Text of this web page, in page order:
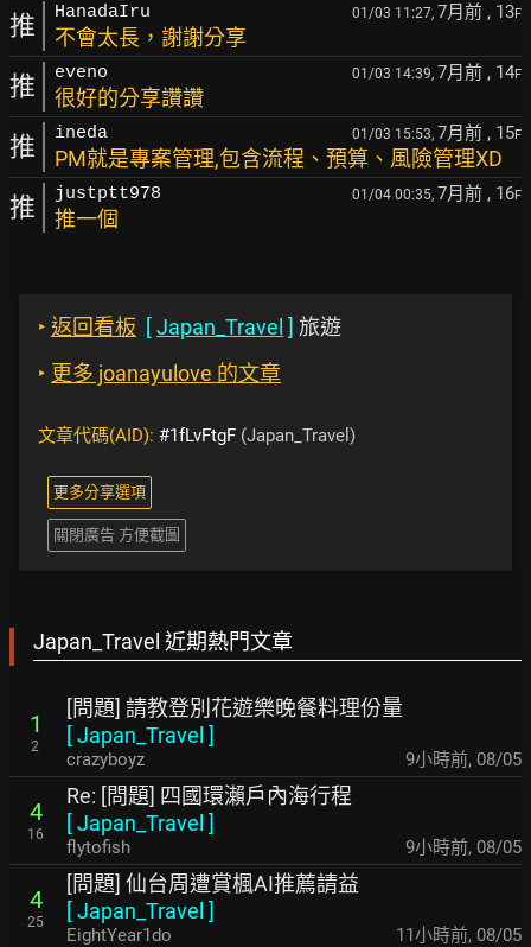
推 HanadaIru 01/03 11:27, 7月前 , 13F
不會太長，謝謝分享
推 eveno 01/03 14:39, 7月前 , 14F
很好的分享讚讚
推 ineda 01/03 15:53, 7月前 , 15F
PM就是專案管理,包含流程、預算、風險管理XD
推 justptt978 01/04 00:35, 7月前 , 16F
推一個
‣ 返回看板 [Japan_Travel ] 旅遊
‣ 更多 joanayulove 的文章
文章代碼(AID): #1fLvFtgF (Japan_Travel)
更多分享選項
關閉廣告 方便截圖
Japan_Travel 近期熱門文章
1
2
[問題] 請教登別花遊樂晚餐料理份量
[Japan_Travel ]
crazyboyz 9小時前, 08/05
4
16
Re: [問題] 四國環瀨戶內海行程
[Japan_Travel ]
flytofish 9小時前, 08/05
4
25
[問題] 仙台周遭賞楓AI推薦請益
[Japan_Travel ]
EightYear1do 11小時前, 08/05